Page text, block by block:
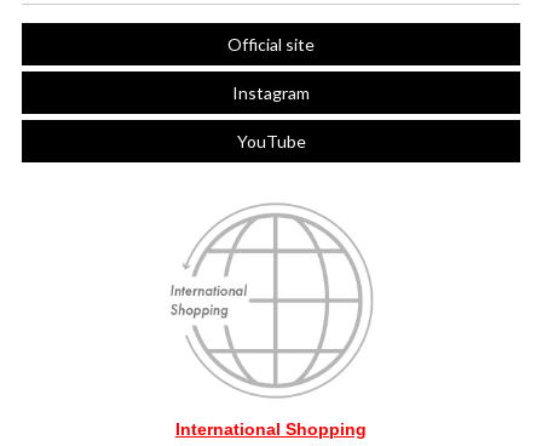
Official site
Instagram
YouTube
International Shopping